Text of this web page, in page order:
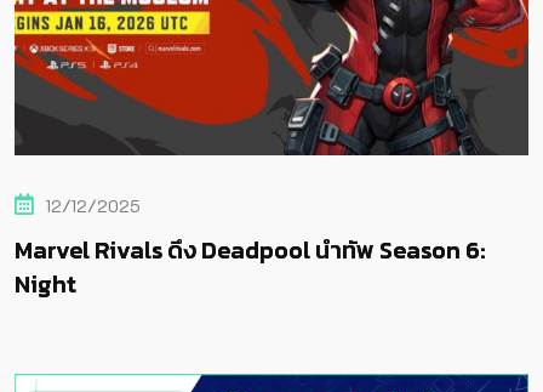
พ Season 6:
Marvel Rivals วางจำหน่ายวัน